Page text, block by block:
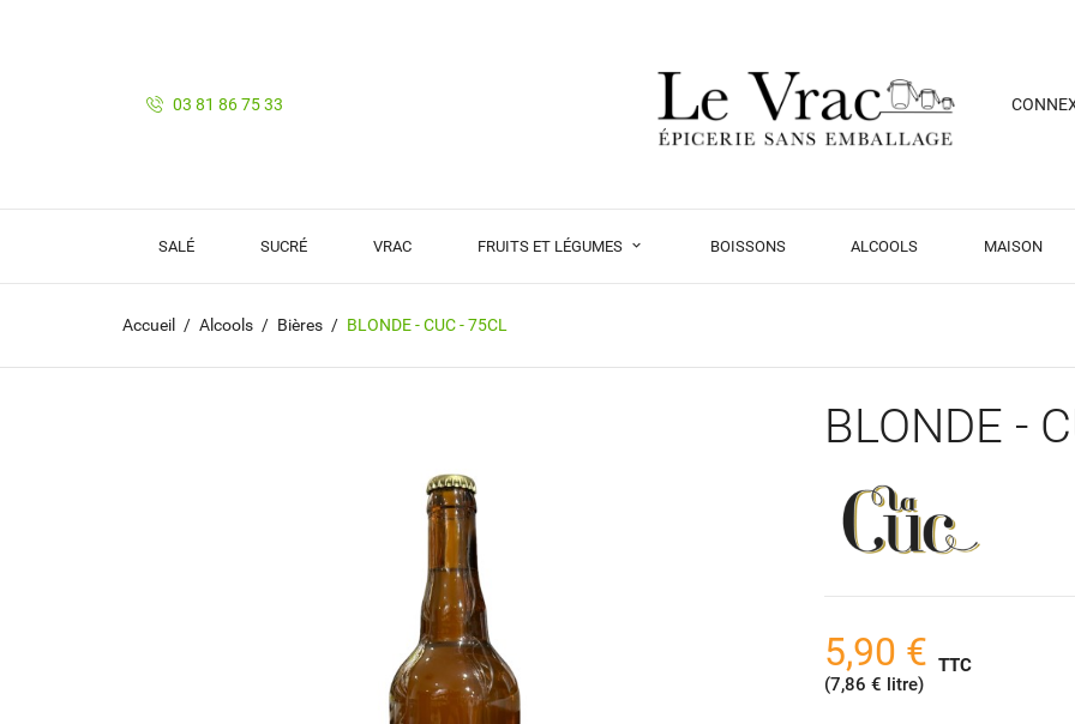
03 81 86 75 33
SALÉ SUCRÉ VRAC FRUITS ET LÉGUMES BOISSONS ALCOOLS MAISON
Accueil Alcools Bières BLONDE - CUC - 75CL
BLONDE -
5,90 €
(7,86 € litre)
TTC